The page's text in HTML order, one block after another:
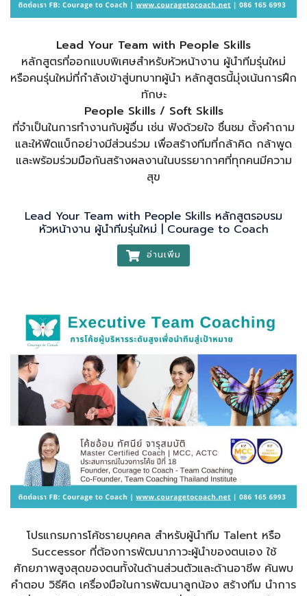
Lead Your Team with People Skills
หลักสูตรที่ออกแบบพิเศษสำหรับหัวหน้างาน ผู้นำทีมรุ่นใหม่
หรือคนรุ่นใหม่ที่กำลังเข้าสู่บทบาทผู้นำ หลักสูตรนี้มุ่งเน้นการฝึก
ทักษะ
People Skills / Soft Skills
ที่จำเป็นในการทำงานกับผู้อื่น เช่น ฟังด้วยใจ ชื่นชม ตั้งคำถาม
และให้ฟีดแบ็กอย่างมีส่วนร่วม เพื่อสร้างทีมที่กล้าคิด กล้าพูด
และพร้อมร่วมมือกันสร้างผลงานในบรรยากาศที่ทุกคนมีความ
สุข
Lead Your Team with People Skills หลักสูตรอบรม
หัวหน้างาน ผู้นำทีมรุ่นใหม่ | Courage to Coach
อ่านเพิ่ม
โปรแกรมการโค้ชรายบุคคล สำหรับผู้นำทีม Talent หรือ
Successor ที่ต้องการพัฒนาภาวะผู้นำของตนเอง ใช้
ศักยภาพสูงสุดของตนทั้งในด้านส่วนตัวและด้านอาชีพ ค้นพบ
คำตอบ วิธีคิด เครื่องมือในการพัฒนาลูกน้อง สร้างทีม นำการ